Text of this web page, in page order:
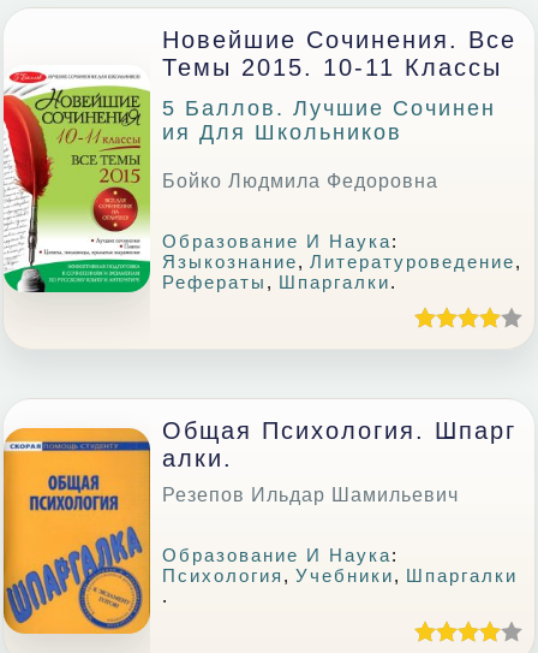
Новейшие Сочинения. Все
Темы 2015. 10-11 Классы
5 Баллов. Лучшие Сочинен
Ия Для Школьников
Бойко Людмила Федоровна
Образование И Наука:
Языкознание,Литературоведение,
Рефераты , Шпаргалки.
Общая Психология. Шпарг
Алки.
Резепов Ильдар Шамильевич
Образование И Наука:
Психология ,Учебники, Шпаргалки
.